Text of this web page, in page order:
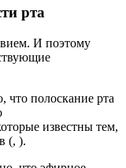
рта
И поэтому
полоскание рта
известны тем,
(, ).